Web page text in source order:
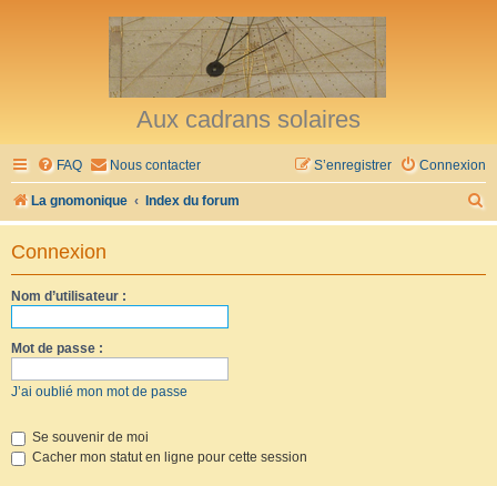
Aux cadrans solaires
FAQ Nous contacter Connexion
S’enregistrer
La gnomonique Index du forum
e
Connexion
Nom d’utilisateur :
Mot de passe :
J’ai oublié mon mot de passe
Se souvenir de moi
Cacher mon statut en ligne pour cette session